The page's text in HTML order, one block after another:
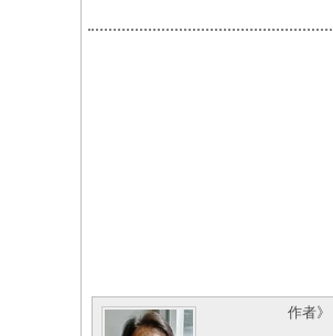
作者